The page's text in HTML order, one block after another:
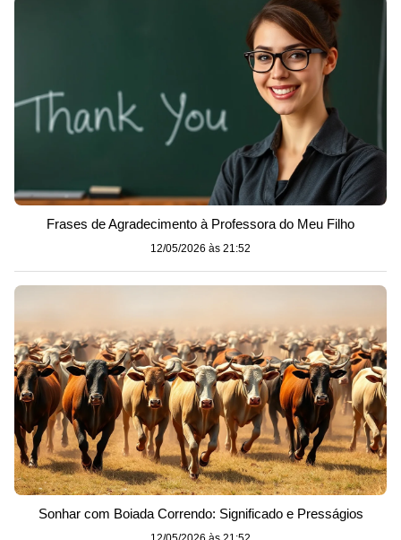
Frases de Agradecimento à Professora do Meu Filho
12/05/2026 às 21:52
Sonhar com Boiada Correndo: Significado e Presságios